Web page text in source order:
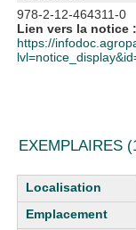
978-2-12-464311-0
Lien vers la notice :
https://
EXEMPLAIRES
Liste des exemplaires